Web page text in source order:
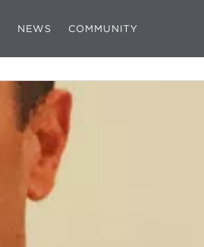
NEWS COMMUNITY